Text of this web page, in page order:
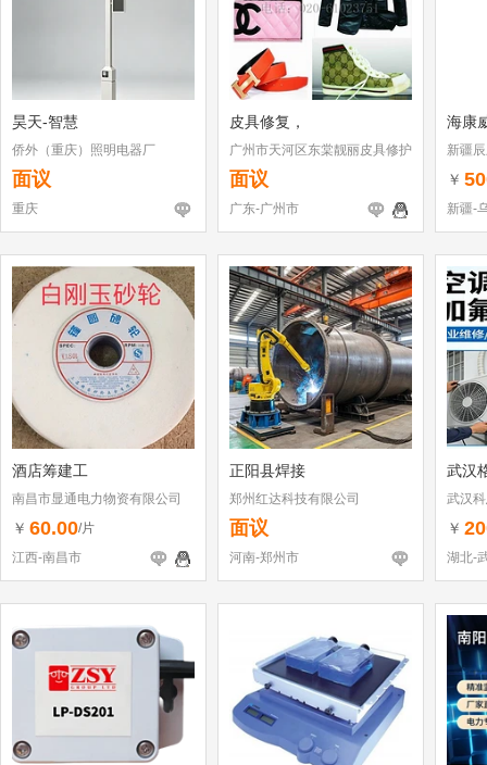
昊天-智慧
侨外（重庆）照明电器厂
面议
重庆
皮具修复，
广州市天河区东棠靓丽皮具修护
店
面议
广东-广州市
海康
新疆
￥
新疆-
酒店筹建工
南昌市显通电力物资有限公司
￥ 60.00/片
江西-南昌市
正阳县焊接
郑州红达科技有限公司
面议
河南-郑州市
武汉
武汉
￥
湖北-